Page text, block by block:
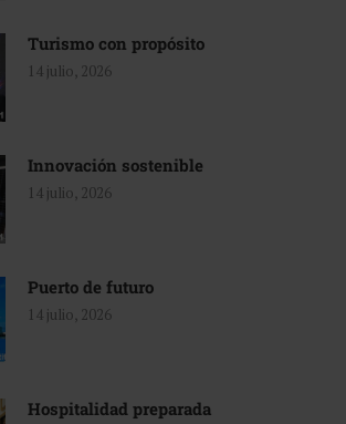
Turismo con propósito
14 julio, 2026
Innovación sostenible
14 julio, 2026
Puerto de futuro
14 julio, 2026
Hospitalidad preparada